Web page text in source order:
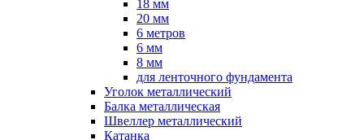
18 мм
20 мм
6 метров
6 мм
8 мм
для ленточного фундамента
Уголок металлический
Балка металлическая
Швеллер металлический
Катанка